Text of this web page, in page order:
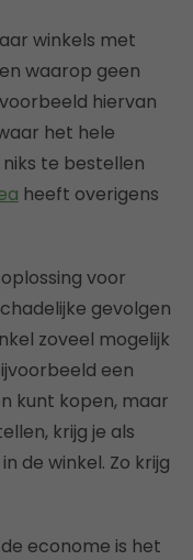
winkels met
waarop geen
hiervan
het hele
te bestellen
heeft overigens
voor
gevolgen
zoveel mogelijk
een
kunt kopen, maar
krijg je als
de winkel. Zo krijg
econome is het